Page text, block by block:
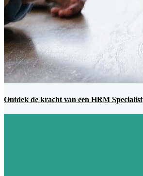
Ontdek de kracht van een HRM Specialist